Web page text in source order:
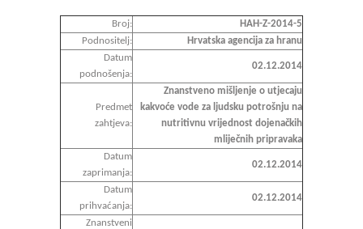
Broj:
HAH-Z-2014-5
Podnositelj:
Hrvatska agencija za hranu
Datum
podnošenja:
02.12.2014
Predmet
zahtjeva:
Znanstveno mišljenje o utjecaju
kakvoće vode za ljudsku potrošnju na
nutritivnu vrijednost dojenačkih
mliječnih pripravaka
Datum
zaprimanja:
02.12.2014
Datum
prihvaćanja:
02.12.2014
Znanstveni